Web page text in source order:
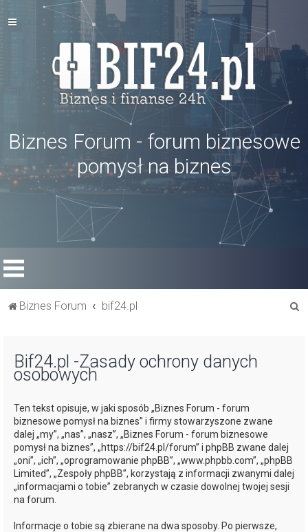
Biznes Forum - forum biznesowe
pomysł na biznes
Biznes Forum bif24.pl
Bif24.pl -Zasady ochrony danych
osobowych
Ten tekst opisuje, w jaki sposób „Biznes Forum - forum
biznesowe pomysł na biznes” i firmy stowarzyszone zwane
dalej „my”, „nas”, „nasz”, „Biznes Forum - forum biznesowe
pomysł na biznes”, „https://bif24.pl/forum” i phpBB zwane dalej
„oni”, „ich”, „oprogramowanie phpBB”, „www.phpbb.com”, „phpBB
Limited”, „Zespoły phpBB”, korzystają z informacji zwanymi dalej
„informacjami o tobie” zebranych w czasie dowolnej twojej sesji
na forum.
Informacje o tobie są zbierane na dwa sposoby. Po pierwsze,